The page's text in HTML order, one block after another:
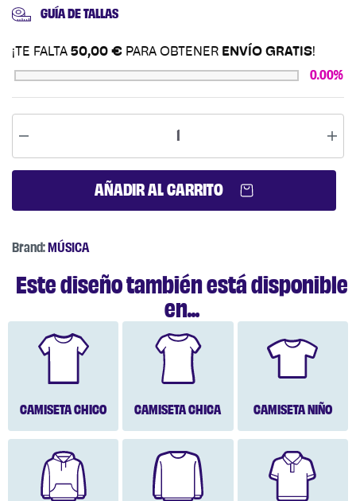
GUÍA DE TALLAS
¡TE FALTA 50,00 € PARA OBTENER ENVÍO GRATIS!
0.00%
AÑADIR AL CARRITO
Brand: MÚSICA
Este diseño también está disponible
en...
CAMISETA CHICO CAMISETA CHICA CAMISETA NIÑO